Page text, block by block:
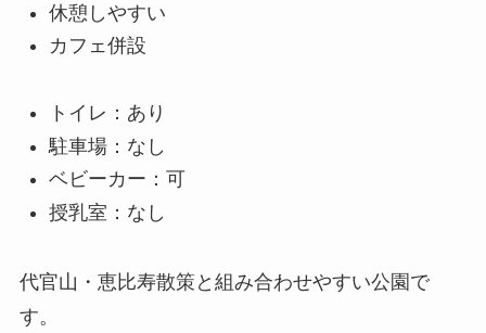
休憩しやすい
カフェ併設
トイレ：あり
駐車場：なし
ベビーカー：可
授乳室：なし
代官山・恵比寿散策と組み合わせやすい公園で
す。